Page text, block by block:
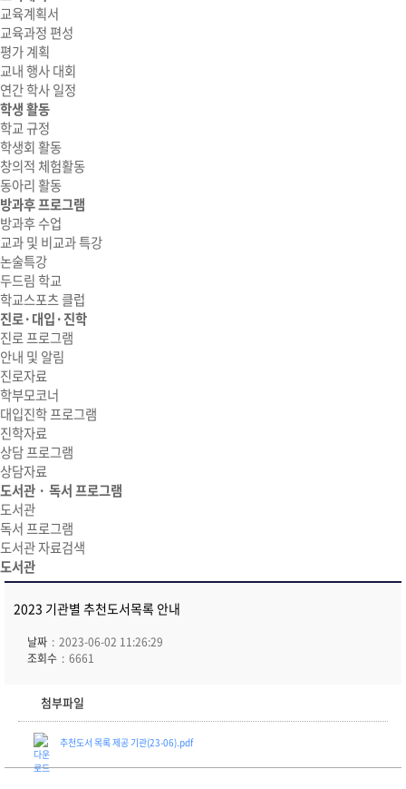
교육계획서
교육과정 편성
평가 계획
교내 행사 대회
연간 학사 일정
학생 활동
학교 규정
학생회 활동
창의적 체험활동
동아리 활동
방과후 프로그램
방과후 수업
교과 및 비교과 특강
논술특강
두드림 학교
학교스포츠 클럽
진로·대입·진학
진로 프로그램
안내 및 알림
진로자료
학부모코너
대입진학 프로그램
진학자료
상담 프로그램
상담자료
도서관 · 독서 프로그램
도서관
독서 프로그램
도서관 자료검색
도서관
2023 기관별 추천도서목록 안내
날짜
2023-06-02 11:26:29
조회수
6661
첨부파일
추천도서 목록 제공 기관(23-06).pdf